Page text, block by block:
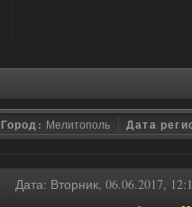
Город: Мелитополь Дата
Дата: Вторник, 06.06.2017,